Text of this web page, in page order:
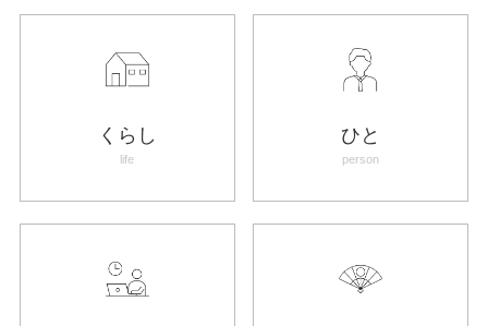
くらし
life
ひと
person